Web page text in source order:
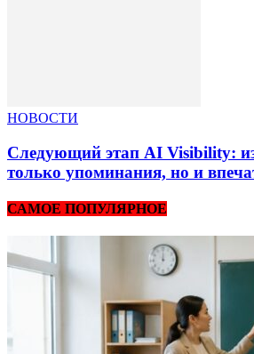
НОВОСТИ
Следующий этап AI Visibility:
только упоминания, но и
САМОЕ ПОПУЛЯРНОЕ